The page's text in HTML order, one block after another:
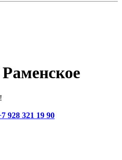
928 321 19 90